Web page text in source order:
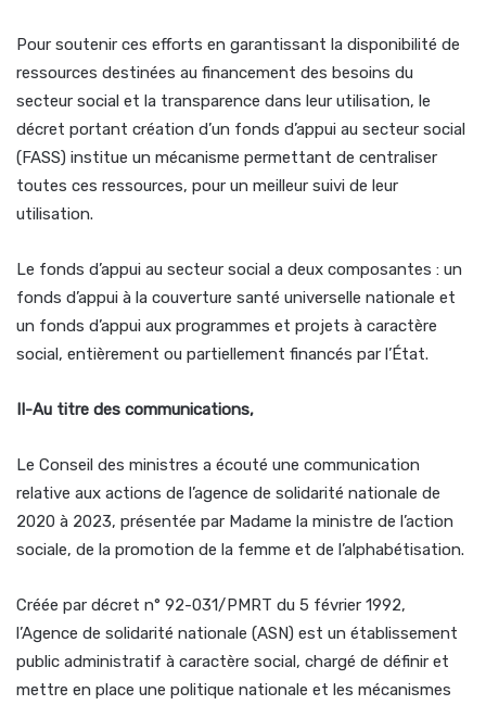
Pour soutenir ces efforts en garantissant la disponibilité de
ressources destinées au financement des besoins du
secteur social et la transparence dans leur utilisation, le
décret portant création d’un fonds d’appui au secteur social
(FASS) institue un mécanisme permettant de centraliser
toutes ces ressources, pour un meilleur suivi de leur
utilisation.
Le fonds d’appui au secteur social a deux composantes : un
fonds d’appui à la couverture santé universelle nationale et
un fonds d’appui aux programmes et projets à caractère
social, entièrement ou partiellement financés par l’État.
II-Au titre des communications,
Le Conseil des ministres a écouté une communication
relative aux actions de l’agence de solidarité nationale de
2020 à 2023, présentée par Madame la ministre de l’action
sociale, de la promotion de la femme et de l’alphabétisation.
Créée par décret n° 92-031/PMRT du 5 février 1992,
l’Agence de solidarité nationale (ASN) est un établissement
public administratif à caractère social, chargé de définir et
mettre en place une politique nationale et les mécanismes